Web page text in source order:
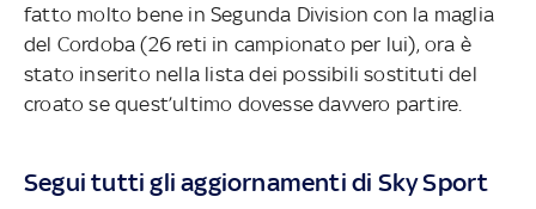
fatto molto bene in Segunda Division con la maglia
del Cordoba (26 reti in campionato per lui), ora è
stato inserito nella lista dei possibili sostituti del
croato se quest’ultimo dovesse davvero partire.
Segui tutti gli aggiornamenti di Sky Sport